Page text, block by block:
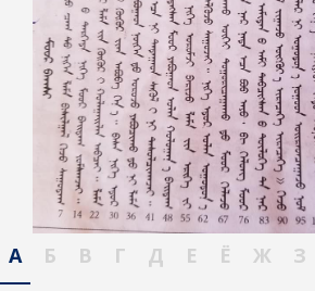
А Б В Г Д Е Ё Ж З